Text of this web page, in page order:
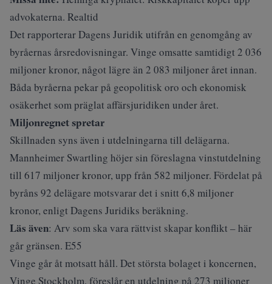
advokaterna. Realtid
Det rapporterar Dagens Juridik utifrån en genomgång av
byråernas årsredovisningar. Vinge omsatte samtidigt 2 036
miljoner kronor, något lägre än 2 083 miljoner året innan.
Båda byråerna pekar på geopolitisk oro och ekonomisk
osäkerhet som präglat affärsjuridiken under året.
Miljonregnet spretar
Skillnaden syns även i utdelningarna till delägarna.
Mannheimer Swartling höjer sin föreslagna vinstutdelning
till 617 miljoner kronor, upp från 582 miljoner. Fördelat på
byråns 92 delägare motsvarar det i snitt 6,8 miljoner
kronor, enligt Dagens Juridiks beräkning.
Läs även: Arv som ska vara rättvist skapar konflikt – här
går gränsen. E55
Vinge går åt motsatt håll. Det största bolaget i koncernen,
Vinge Stockholm, föreslår en utdelning på 273 miljoner